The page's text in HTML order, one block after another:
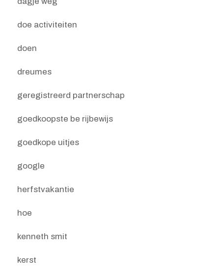
doe activiteiten
doen
dreumes
geregistreerd partnerschap
goedkoopste be rijbewijs
goedkope uitjes
google
herfstvakantie
hoe
kenneth smit
kerst